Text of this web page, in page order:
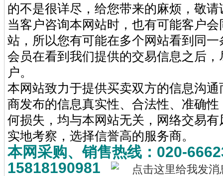
的不是很详尽，给您带来的麻烦，敬请
当客户咨询本网站时，也有可能客户
站，所以您有可能在多个网站看到同
会员在看到我们提供的交易信息之后
户。
本网站致力于提供买卖双方的信息沟
商发布的信息真实性、合法性、准确
何损失，均与本网站无关，网络交易
实地考察，选择信誉高的服务商。
本网采购、销售热线：020-
15818190981